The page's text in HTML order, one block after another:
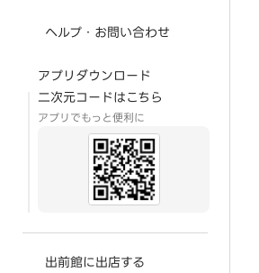
ヘルプ・お問い合わせ
アプリダウンロード
二次元コードはこちら
アプリでもっと便利に
出前館に出店する